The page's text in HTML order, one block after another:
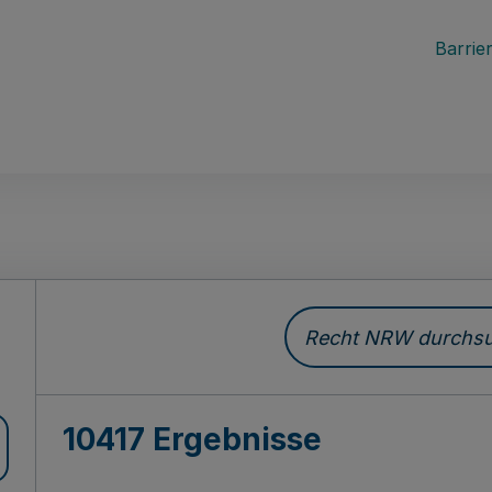
Recht NRW
10417 Ergebnisse